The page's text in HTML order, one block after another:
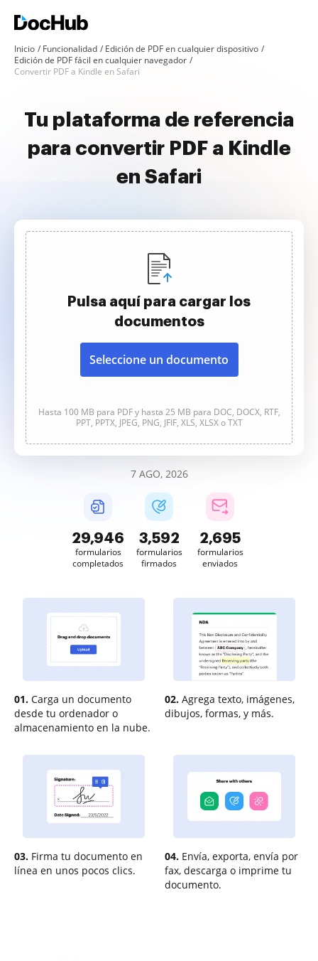
Inicio Funcionalidad
Edición de PDF en cualquier dispositivo
Edición de PDF fácil en cualquier navegador
Convertir PDF a Kindle en Safari
Tu plataforma de referencia
para convertir PDF a Kindle
en Safari
Pulsa aquí para cargar los
documentos
Seleccione un documento
Hasta 100 MB para PDF y hasta 25 MB para DOC, DOCX, RTF,
PPT, PPTX, JPEG, PNG, JFIF, XLS, XLSX o TXT
7 AGO, 2026
29,947
formularios
completados
3,592
formularios
firmados
2,695
formularios
enviados
01. Carga un documento
desde tu ordenador o
almacenamiento en la nube.
02. Agrega texto, imágenes,
dibujos, formas, y más.
03. Firma tu documento en
línea en unos pocos clics.
04. Envía, exporta, envía por
fax, descarga o imprime tu
documento.